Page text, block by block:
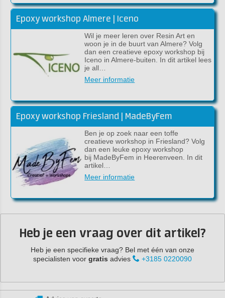
Epoxy workshop Almere | Iceno
Wil je meer leren over Resin Art en
woon je in de buurt van Almere? Volg
dan een creatieve epoxy workshop bij
Iceno in Almere-buiten. In dit artikel lees
je all…
Meer informatie
Epoxy workshop Friesland | MadeByFem
Ben je op zoek naar een toffe
creatieve workshop in Friesland? Volg
dan een leuke epoxy workshop
bij MadeByFem in Heerenveen. In dit
artikel…
Meer informatie
Heb je een vraag over dit artikel?
Heb je een specifieke vraag? Bel met één van onze
specialisten voor gratis advies +3185 0220090